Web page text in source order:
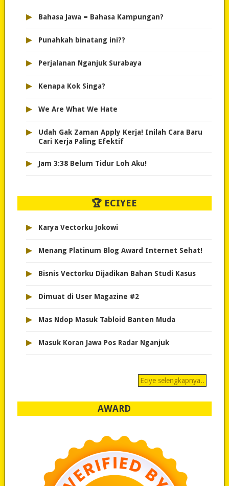
▸ Bahasa Jawa = Bahasa Kampungan?
▸ Punahkah binatang ini??
▸ Perjalanan Nganjuk Surabaya
▸ Kenapa Kok Singa?
▸ We Are What We Hate
▸
Udah Gak Zaman Apply Kerja! Inilah Cara Baru
Cari Kerja Paling Efektif
▸ Jam 3:38 Belum Tidur Loh Aku!
🏆 ECIYEE
▸ Karya Vectorku Jokowi
▸ Menang Platinum Blog Award Internet Sehat!
▸ Bisnis Vectorku Dijadikan Bahan Studi Kasus
▸ Dimuat di User Magazine #2
▸ Mas Ndop Masuk Tabloid Banten Muda
▸ Masuk Koran Jawa Pos Radar Nganjuk
Eciye selengkapnya..
AWARD